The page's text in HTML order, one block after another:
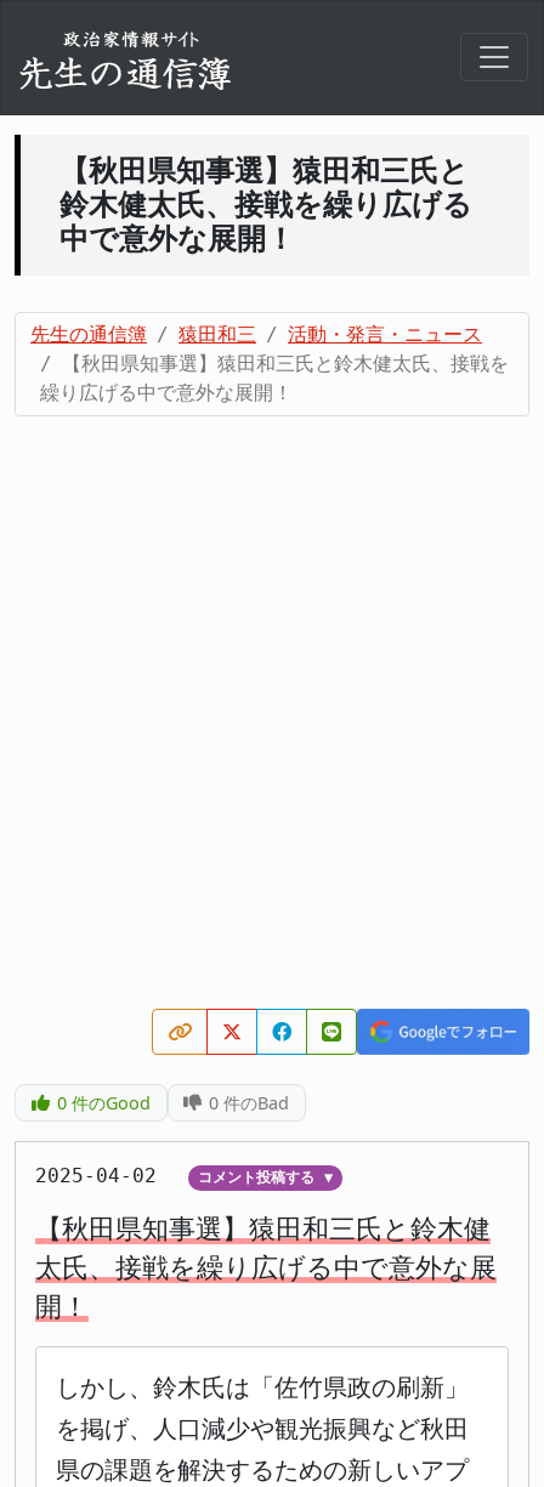
【秋田県知事選】猿田和三氏と
鈴木健太氏、接戦を繰り広げる
中で意外な展開！
先生の通信簿 猿田和三
活動・発言・ニュース
【秋田県知事選】猿田和三氏と鈴木健太氏、接戦を
繰り広げる中で意外な展開！
0件のGood 0 件のBad
2025-04-02 コメント投稿する ▼
【秋田県知事選】猿田和三氏と鈴木健
太氏、接戦を繰り広げる中で意外な展
開！
しかし、鈴木氏は「佐竹県政の刷新」
を掲げ、人口減少や観光振興など秋田
県の課題を解決するための新しいアプ